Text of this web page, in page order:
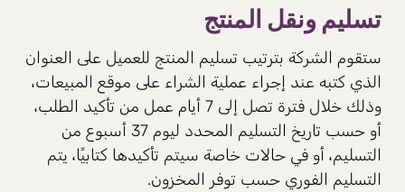
تسليم ونقل المنتج
ستقوم الشركة بترتيب تسليم المنتج للعميل على العنوان
الذي كتبه عند إجراء عملية الشراء على موقع المبيعات،
وذلك خلال فترة تصل إلى 7 أيام عمل من تأكيد الطلب،
أو حسب تاريخ التسليم المحدد ليوم 37 أسبوع من
التسليم، أو في حالات خاصة سيتم تأكيدها كتابيًا، يتم
التسليم الفوري حسب توفر المخزون.